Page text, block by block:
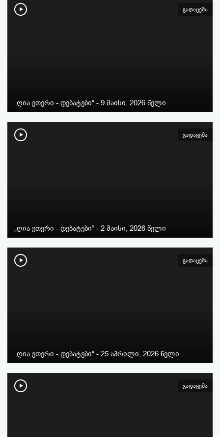
გადაცემა
„ღია ეთერი - დებატები“ - 9 მაისი, 2026 წელი
გადაცემა
„ღია ეთერი - დებატები“ - 2 მაისი, 2026 წელი
გადაცემა
„ღია ეთერი - დებატები“ - 25 აპრილი, 2026 წელი
გადაცემა